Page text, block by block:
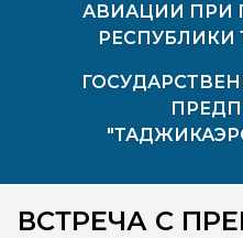
АВИАЦИИ ПРИ
ВСТРЕЧА С